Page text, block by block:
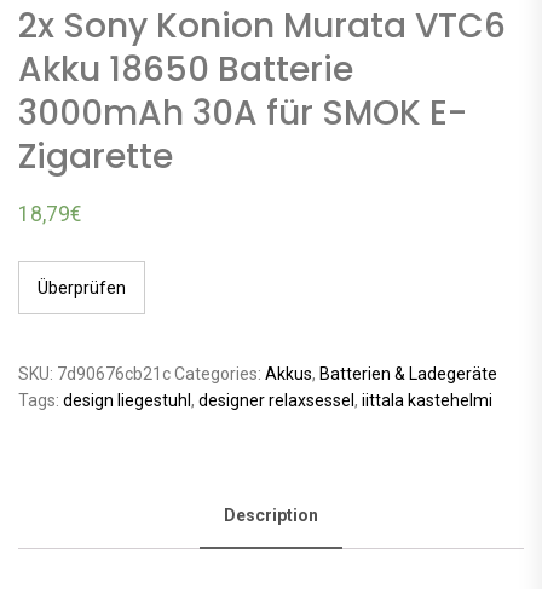
2x Sony Konion Murata VTC6
Akku 18650 Batterie
3000mAh 30A für SMOK E-
Zigarette
18,79€
Überprüfen
SKU: 7d90676cb21cCategories: Akkus, Batterien & Ladegeräte
Tags: design liegestuhl , designer relaxsessel , iittala kastehelmi
Description